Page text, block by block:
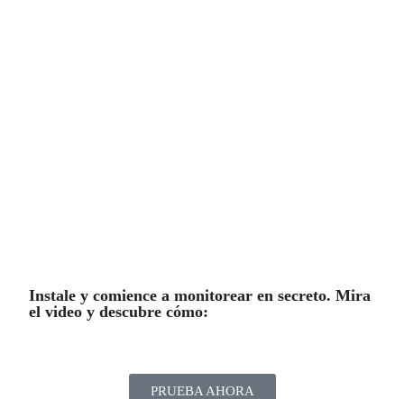
Instale y comience a monitorear en secreto. Mira
el video y descubre cómo:
PRUEBA AHORA